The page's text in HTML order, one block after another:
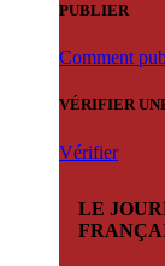
PUBLIER
Comment
VÉRIFIER
Vérifier
LE